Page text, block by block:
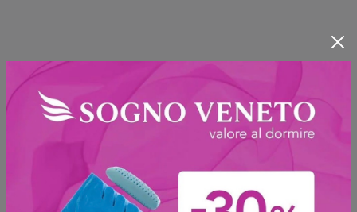
Sfoglia i cataloghi
Ho preso visione della Privacy Policy
Invia